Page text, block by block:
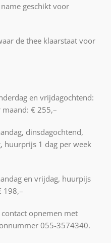
geschikt voor
de thee klaarstaat voor
en vrijdagochtend:
€ 255,–
dinsdagochtend,
huurprijs 1 dag per week
en vrijdag, huurpijs
198,–
opnemen met
055-3574340.